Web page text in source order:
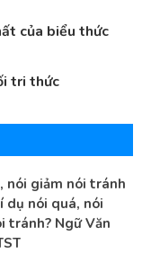
của biểu thức
tri thức
nói giảm nói tránh
dụ nói quá, nói
tránh? Ngữ Văn